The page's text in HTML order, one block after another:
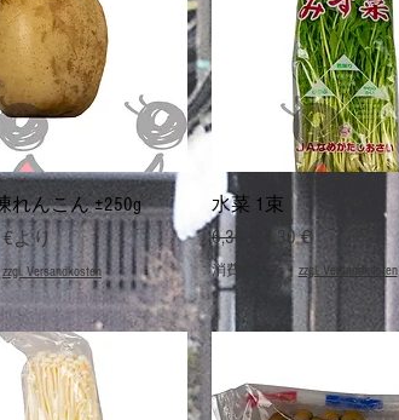
イックビュー
れんこん ±250g
€より
zzgl. Versandkosten
クイックビュー
水菜 1束
通常価格
6,30 € セール価格
4,30 €
消費税込み|zzgl. Versandkosten